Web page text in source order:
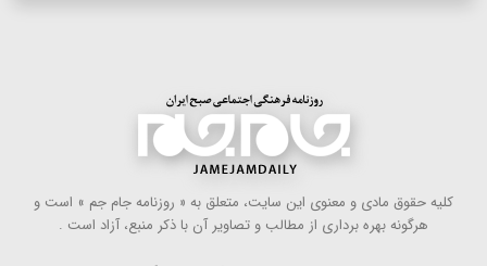
كلیه حقوق مادی و معنوی این سایت، متعلق به « روزنامه جام جم » است و
هرگونه بهره ‌برداری از مطالب و تصاویر آن با ذكر منبع، آزاد است .